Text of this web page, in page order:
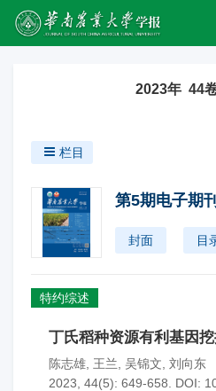
2023年 44
栏目
第5期电子期刊
封面 目
特约综述
丁氏稻种资源有利基因
陈志雄 王兰 吴锦文 刘向东
2023, 44(5): 649-658.
DOI: